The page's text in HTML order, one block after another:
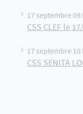
17 septembre 09
CSS CLEF le
17 septembre 10
CSS SENITA